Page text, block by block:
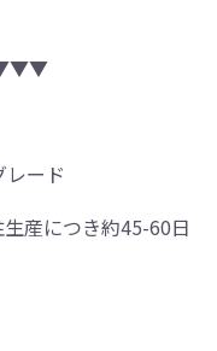
▼▼▼
ード
産につき約45-60日